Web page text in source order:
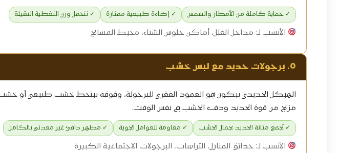
✓ حماية كاملة من الأمطار والشمس ✓ إضاءة طبيعية ممتازة ✓ تتحمل وزن التغطية الثقيلة
الأنسب لـ: مداخل الفلل، أماكن جلوس الشتاء، محيط المسابح
٥. برجولات حديد مع لبس خشب
مزيج من قوة الحديد ودفء الخشب في نفس الوقت.
✓ تجمع متانة الحديد بجمال الخشب ✓ مقاومة للعوامل الجوية ✓ مظهر دافئ غير معدني بالكامل
الأنسب لـ: حدائق المنازل، التراسات، البرجولات الاجتماعية الكبيرة